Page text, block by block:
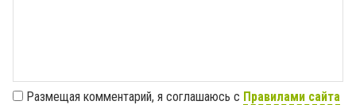
Размещая комментарий, я соглашаюсь с Правилами сайта